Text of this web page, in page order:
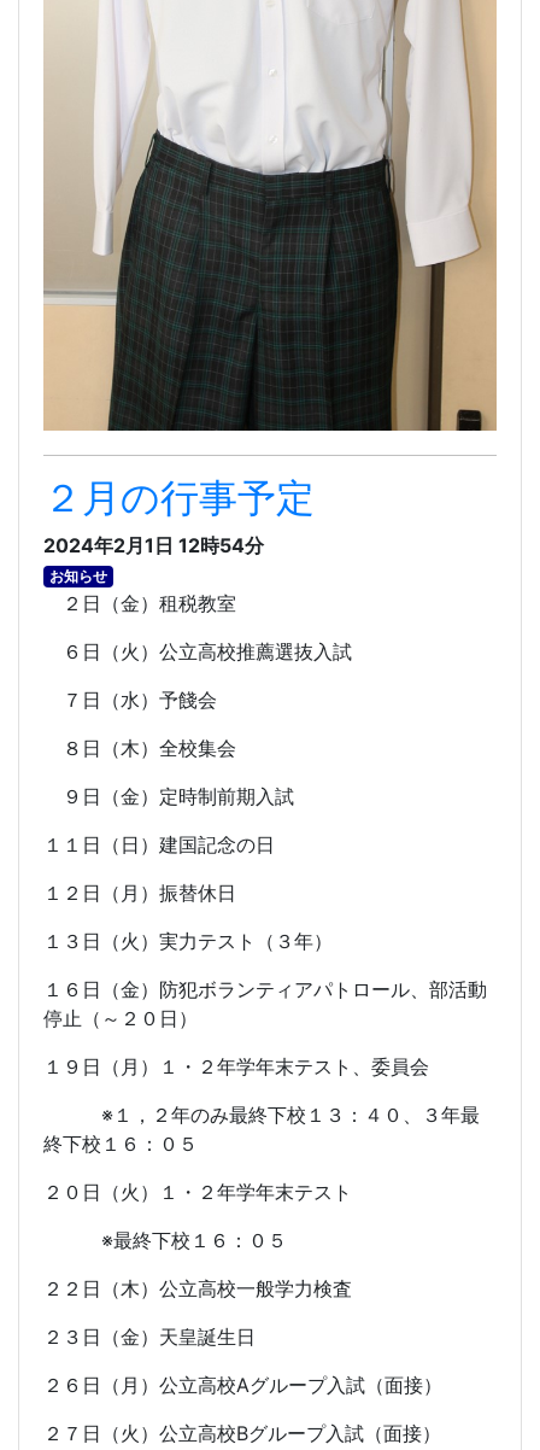
２月の行事予定
2024年2月1日 12時54分
お知らせ
２日（金）租税教室
６日（火）公立高校推薦選抜入試
７日（水）予餞会
８日（木）全校集会
９日（金）定時制前期入試
１１日（日）建国記念の日
１２日（月）振替休日
１３日（火）実力テスト（３年）
１６日（金）防犯ボランティアパトロール、部活動
停止（～２０日）
１９日（月）１・２年学年末テスト、委員会
※１，２年のみ最終下校１３：４０、３年最
終下校１６：０５
２０日（火）１・２年学年末テスト
※最終下校１６：０５
２２日（木）公立高校一般学力検査
２３日（金）天皇誕生日
２６日（月）公立高校Aグループ入試（面接）
２７日（火）公立高校Bグループ入試（面接）